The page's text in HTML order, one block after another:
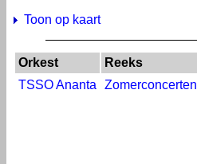
Toon op kaart
Orkest Reeks
TSSO Ananta